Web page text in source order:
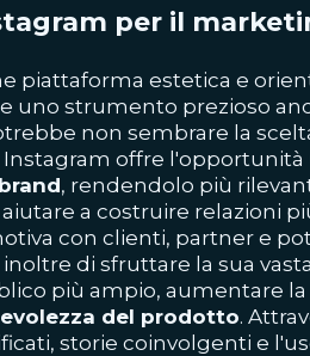
per il
piattaforma estetica e
uno strumento prezioso
non sembrare la
offre l'opportunità
, rendendolo più
a costruire relazioni
con clienti, partner e
di sfruttare la sua
più ampio, aumentare la
del prodotto.
storie coinvolgenti e